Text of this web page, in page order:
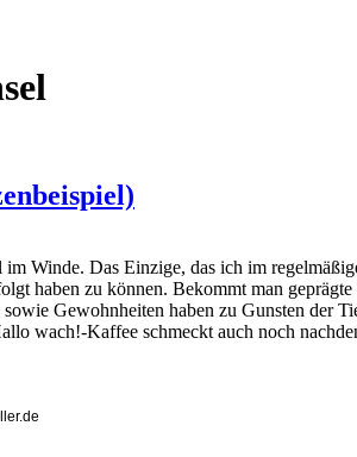
Winde. Das Einzige, das ich im
haben zu können. Bekommt man
Gewohnheiten haben zu Gunsten der
wach!-Kaffee schmeckt auch noch